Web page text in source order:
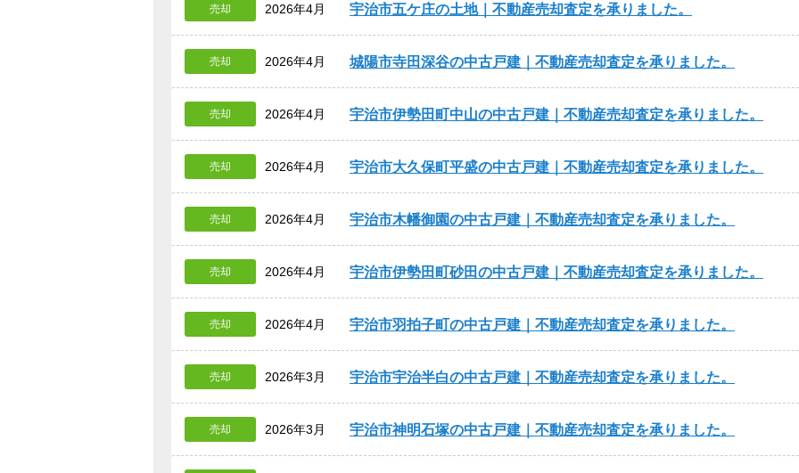
売却 2026年4月 宇治市五ケ庄の土地｜不動産売却査定を承りました。
売却 2026年4月 城陽市寺田深谷の中古戸建｜不動産売却査定を承りました。
売却 2026年4月 宇治市伊勢田町中山の中古戸建｜不動産売却査定を承りました。
売却 2026年4月 宇治市大久保町平盛の中古戸建｜不動産売却査定を承りました。
売却 2026年4月 宇治市木幡御園の中古戸建｜不動産売却査定を承りました。
売却 2026年4月 宇治市伊勢田町砂田の中古戸建｜不動産売却査定を承りました。
売却 2026年4月 宇治市羽拍子町の中古戸建｜不動産売却査定を承りました。
売却 2026年3月 宇治市宇治半白の中古戸建｜不動産売却査定を承りました。
売却 2026年3月 宇治市神明石塚の中古戸建｜不動産売却査定を承りました。